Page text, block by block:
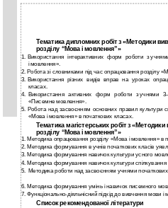
Тематика дипломних робіт з «Методики
розділу “Мова і мовлення”»
1. Використання інтерактивних форм роботи з
і мовлення».
2. Робота зі словниками під час опрацювання розділу
3. Використання різних видів вправ на уроках
класах.
4. Використання активних форм роботи з учнями
«Писемне мовлення».
5. Робота над засвоєнням основних правил культури
«Мова і мовлення» в початкових класах.
Тематика магістерських робіт з «Методики
розділу “Мова і мовлення”»
1. Методика опрацювання розділу «Мова і мовлення» в
2. Методика формування в учнів початкових класів
3. Методика формування навичок культури усного
4. Методика формування навичок культури спілкування
5. Методика роботи над засвоєнням учнями
6. Методика формування умінь і навичок писемного
7. Функціонально-діяльнісний підхід до вивчення мови
Список рекомендованої літератури